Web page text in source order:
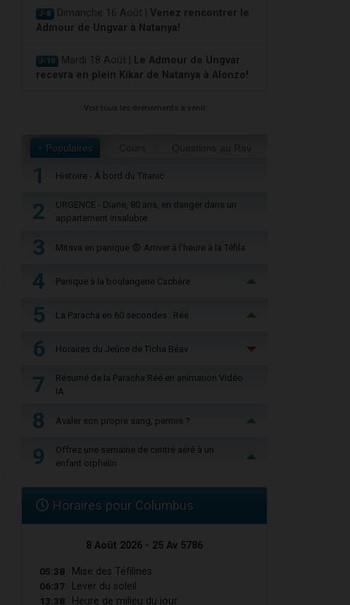
J-8 Dimanche 16 Août | Venez rencontrer le
Admour de Ungvar à Natanya!
J-10 Mardi 18 Août |
Le Admour de Ungvar
recevra en plein Kikar de Natanya à Alonzo!
Voir tous les événements à venir
+ Populaires
1 Histoire - À bord du Titanic
2
URGENCE - Diane, 80 ans, en danger dans un
appartement insalubre
3 Mitsva en panique 😨 Arriver à l'heure à la Téfila
4 Panique à la boulangerie Cachère
5 La Paracha en 60 secondes : Réé
6 Horaires du Jeûne de Ticha Béav
7
Résumé de la Paracha Réé en animation Vidéo
IA
8 Avaler son propre sang, permis ?
9
Offrez une semaine de centre aéré à un
enfant orphelin
Horaires pour Columbus
8 Août 2026 - 25 Av 5786
05:38 Mise des Téfilines
06:37 Lever du soleil
13:38 Heure de milieu du jour